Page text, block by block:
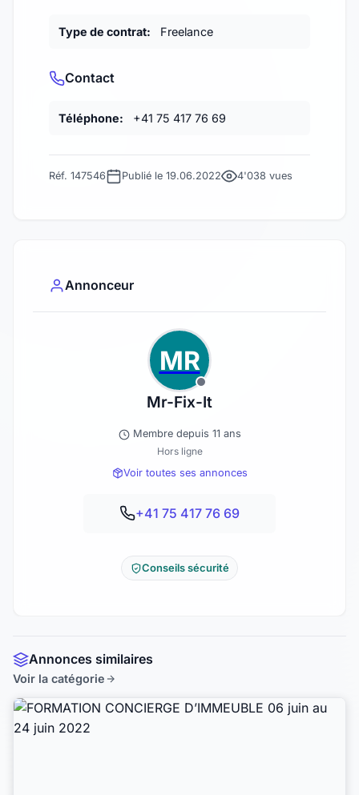
Type de contrat: Freelance
Contact
Téléphone: +41 75 417 76 69
Réf. 147546 Publié le 19.06.2022 4'038 vues
Annonceur
MR
Mr-Fix-It
Membre depuis 11 ans
Hors ligne
Voir toutes ses annonces
+41 75 417 76 69
Conseils sécurité
Annonces similaires
Voir la catégorie